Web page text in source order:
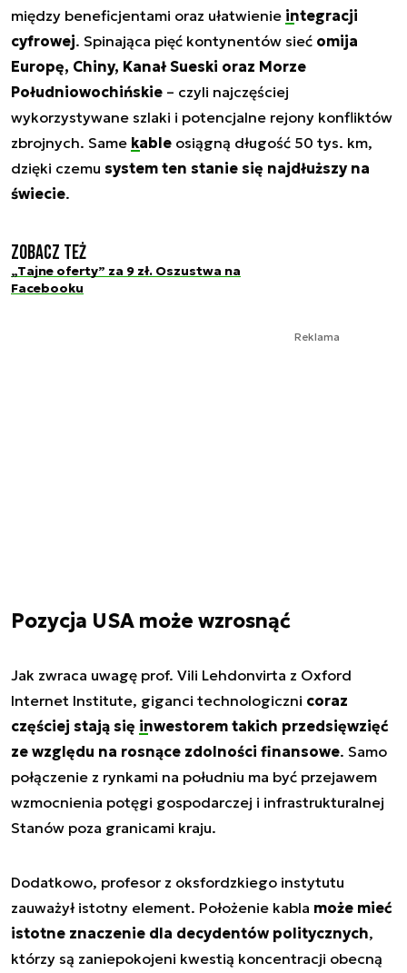
między beneficjentami oraz ułatwienie integracji
cyfrowej. Spinająca pięć kontynentów sieć omija
Europę, Chiny, Kanał Sueski oraz Morze
Południowochińskie – czyli najczęściej
wykorzystywane szlaki i potencjalne rejony konfliktów
zbrojnych. Same kable osiągną długość 50 tys. km,
dzięki czemu system ten stanie się najdłuższy na
świecie.
Zobacz też
„Tajne oferty” za 9 zł. Oszustwa na
Facebooku
Reklama
Pozycja USA może wzrosnąć
Jak zwraca uwagę prof. Vili Lehdonvirta z Oxford
Internet Institute, giganci technologiczni coraz
częściej stają się inwestorem takich przedsięwzięć
ze względu na rosnące zdolności finansowe. Samo
połączenie z rynkami na południu ma być przejawem
wzmocnienia potęgi gospodarczej i infrastrukturalnej
Stanów poza granicami kraju.
Dodatkowo, profesor z oksfordzkiego instytutu
zauważył istotny element. Położenie kabla może mieć
istotne znaczenie dla decydentów politycznych,
którzy są zaniepokojeni kwestią koncentracji obecną